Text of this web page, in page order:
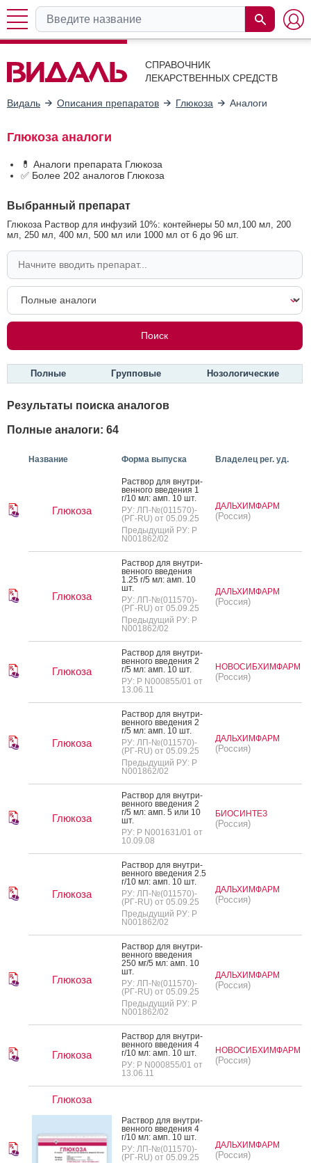
СПРАВОЧНИК
ЛЕКАРСТВЕННЫХ СРЕДСТВ
Видаль Описания препаратов Глюкоза Аналоги
Глюкоза аналоги
💊 Аналоги препарата Глюкоза
✅ Более 202 аналогов Глюкоза
Выбранный препарат
Глюкоза Раствор для инфузий 10%: контейнеры 50 мл,100 мл, 200
мл, 250 мл, 400 мл, 500 мл или 1000 мл от 6 до 96 шт.
Полные Групповые Нозологические
Результаты поиска аналогов
Полные аналоги: 64
Название Форма выпуска Владелец рег. уд.
Глюкоза
Рас­твор для внут­ри­
вен­но­го вве­дения 1
г/10 мл: амп. 10 шт.
РУ: ЛП-№(011570)-
(РГ-RU) от 05.09.25
Предыдущий РУ: Р
N001862/02
ДАЛЬХИМФАРМ
(Россия)
Глюкоза
Рас­твор для внут­ри­
вен­но­го вве­дения
1.25 г/5 мл: амп. 10
шт.
РУ: ЛП-№(011570)-
(РГ-RU) от 05.09.25
Предыдущий РУ: Р
N001862/02
ДАЛЬХИМФАРМ
(Россия)
Глюкоза
Рас­твор для внут­ри­
вен­но­го вве­дения 2
г/5 мл: амп. 10 шт.
РУ: Р N000855/01 от
13.06.11
НОВОСИБХИМФАРМ
(Россия)
Глюкоза
Рас­твор для внут­ри­
вен­но­го вве­дения 2
г/5 мл: амп. 10 шт.
РУ: ЛП-№(011570)-
(РГ-RU) от 05.09.25
Предыдущий РУ: Р
N001862/02
ДАЛЬХИМФАРМ
(Россия)
Глюкоза
Рас­твор для внут­ри­
вен­но­го вве­дения 2
г/5 мл: амп. 5 или 10
шт.
РУ: Р N001631/01 от
10.09.08
БИОСИНТЕЗ
(Россия)
Глюкоза
Рас­твор для внут­ри­
вен­но­го вве­дения 2.5
г/10 мл: амп. 10 шт.
РУ: ЛП-№(011570)-
(РГ-RU) от 05.09.25
Предыдущий РУ: Р
N001862/02
ДАЛЬХИМФАРМ
(Россия)
Глюкоза
Рас­твор для внут­ри­
вен­но­го вве­дения
250 мг/5 мл: амп. 10
шт.
РУ: ЛП-№(011570)-
(РГ-RU) от 05.09.25
Предыдущий РУ: Р
N001862/02
ДАЛЬХИМФАРМ
(Россия)
Глюкоза
Рас­твор для внут­ри­
вен­но­го вве­дения 4
г/10 мл: амп. 10 шт.
РУ: Р N000855/01 от
13.06.11
НОВОСИБХИМФАРМ
(Россия)
Глюкоза
Рас­твор для внут­ри­
вен­но­го вве­дения 4
г/10 мл: амп. 10 шт.
РУ: ЛП-№(011570)-
(РГ-RU) от 05.09.25
ДАЛЬХИМФАРМ
(Россия)